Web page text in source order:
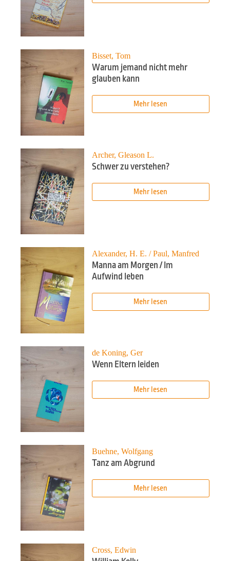
Bisset, Tom
Warum jemand nicht mehr
glauben kann
Mehr lesen
Archer, Gleason L.
Schwer zu verstehen?
Mehr lesen
Alexander, H. E. / Paul, Manfred
Manna am Morgen / Im
Aufwind leben
Mehr lesen
de Koning, Ger
Wenn Eltern leiden
Mehr lesen
Buehne, Wolfgang
Tanz am Abgrund
Mehr lesen
Cross, Edwin